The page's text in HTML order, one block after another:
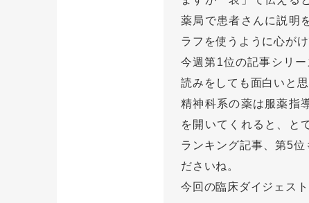
薬局で患者さんに説明
ラフを使うように心がけ
今週第1位の記事シリ
読みをしても面白いと思
精神科系の薬は服薬指
を開いてくれると、と
ランキング記事、第5位
ださいね。
今回の臨床ダイジェス